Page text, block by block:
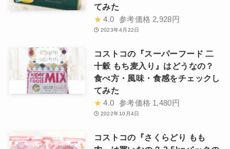
てみた
★ 4.0 参考価格 2,928円
2023年4月22日
コストコの『スーパーフード 二
十穀 もち麦入り』はどうなの？
食べ方・風味・食感をチェックし
てみた
★ 4.0 参考価格 1,480円
2022年10月4日
コストコの『さくらどり もも